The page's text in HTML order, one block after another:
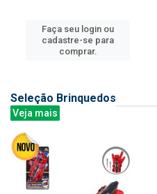
Faça seu login ou
cadastre-se para
comprar.
Seleção Brinquedos
Veja mais